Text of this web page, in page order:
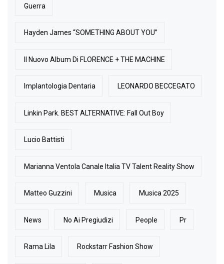
Guerra
Hayden James “SOMETHING ABOUT YOU”
Il Nuovo Album Di FLORENCE + THE MACHINE
Implantologia Dentaria LEONARDO BECCEGATO
Linkin Park. BEST ALTERNATIVE: Fall Out Boy
Lucio Battisti
Marianna Ventola Canale Italia TV Talent Reality Show
Matteo Guzzini Musica Musica 2025
News No Ai Pregiudizi People Pr
Rama Lila Rockstarr Fashion Show